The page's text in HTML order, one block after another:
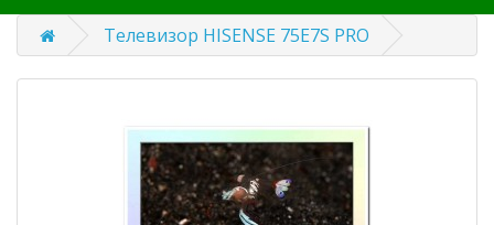
Телевизор HISENSE 75E7S PRO